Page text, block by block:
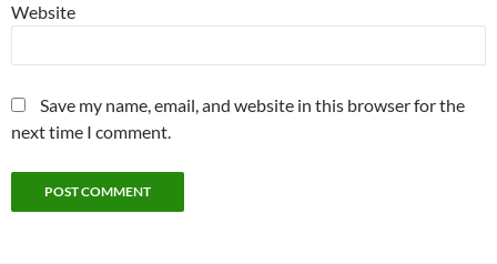
Website
Save my name, email, and website in this browser for the
next time I comment.